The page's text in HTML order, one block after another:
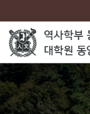
로
메
뉴